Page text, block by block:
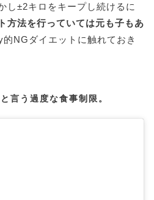
し±2キロをキープし続けるに
方法を行っていては元も子もあ
NGダイエットに触れておき
言う過度な食事制限。